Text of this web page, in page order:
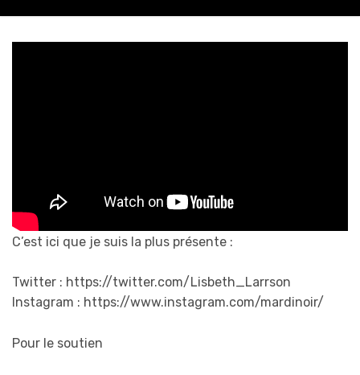
C’est ici que je suis la plus présente :
Twitter : https://twitter.com/Lisbeth_Larrson
Instagram : https://www.instagram.com/mardinoir/
Pour le soutien